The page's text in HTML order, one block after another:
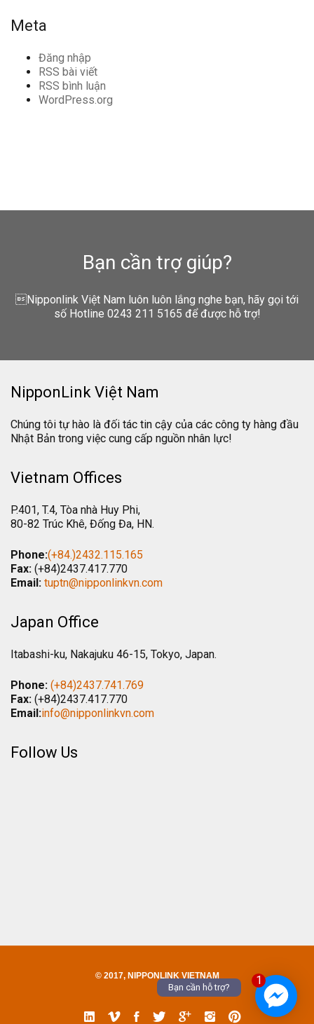
1
Bạn cần hỗ trợ?
Meta
Đăng nhập
RSS bài viết
RSS bình luận
WordPress.org
Bạn cần trợ giúp?
Nipponlink Việt Nam luôn luôn lắng nghe bạn, hãy gọi tới
số Hotline 0243 211 5165 để được hỗ trợ!
NipponLink Việt Nam
Chúng tôi tự hào là đối tác tin cậy của các công ty hàng đầu
Nhật Bản trong việc cung cấp nguồn nhân lực!
Vietnam Offices
P.401, T.4, Tòa nhà Huy Phi,
80-82 Trúc Khê, Đống Đa, HN.
Phone:(+84.)2432.115.165
Fax: (+84)2437.417.770
Email: tuptn@nipponlinkvn.com
Japan Office
Itabashi-ku, Nakajuku 46-15, Tokyo, Japan.
Phone: (+84)2437.741.769
Fax: (+84)2437.417.770
Email:info@nipponlinkvn.com
Follow Us
© 2017, NIPPONLINK VIETNAM
LinkedVimeoFacebook
TwitterGoogleInstgram
Pinterest